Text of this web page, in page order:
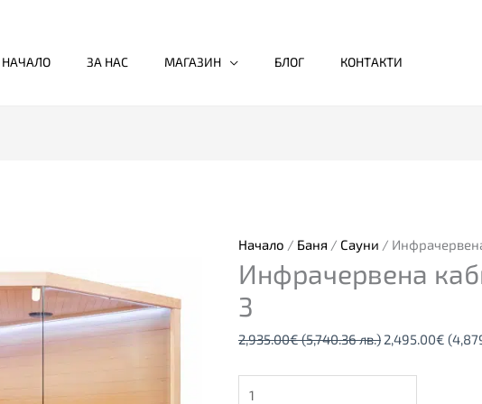
НАЧАЛО ЗА НАС МАГАЗИН БЛОГ КОНТАКТИ
Начало / Баня / Сауни /
Инфрачервена
3
2,935.00€(5,740.36 лв.)
2,935.00€
(5,740.36
2,495.00€
кабина
CARBON